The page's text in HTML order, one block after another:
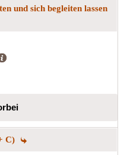
und sich begleiten lassen
C)